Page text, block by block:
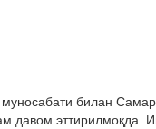
билан
давом эттирилмоқда.